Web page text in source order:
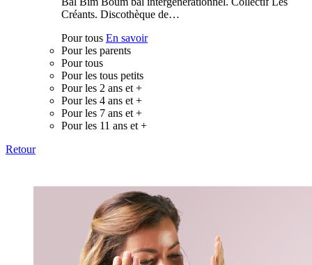
Créants. Discothèque de…
Pour tous En savoir
Pour les parents
Pour tous
Pour les tous petits
Pour les 2 ans et +
Pour les 4 ans et +
Pour les 7 ans et +
Pour les 11 ans et +
Retour